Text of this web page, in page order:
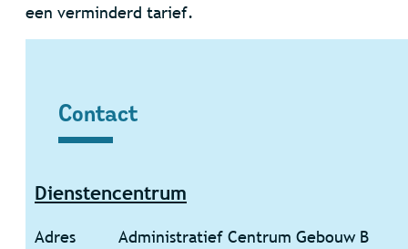
een verminderd tarief.
Contact
Dienstencentrum
Adres
Administratief Centrum Gebouw B